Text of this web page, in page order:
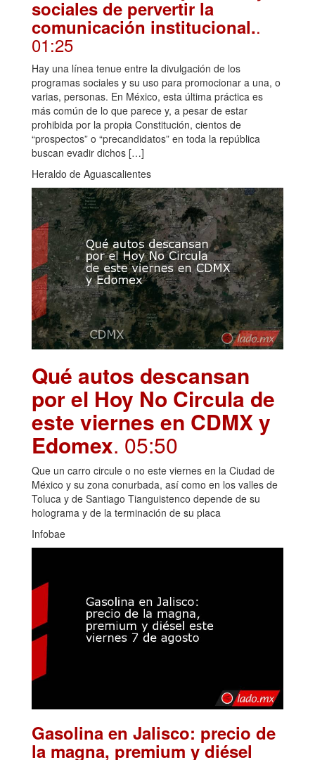
sociales de pervertir la
comunicación institucional..
01:25
Hay una línea tenue entre la divulgación de los
programas sociales y su uso para promocionar a una, o
varias, personas. En México, esta última práctica es
más común de lo que parece y, a pesar de estar
prohibida por la propia Constitución, cientos de
“prospectos” o “precandidatos” en toda la república
buscan evadir dichos […]
Heraldo de Aguascalientes
Qué autos descansan
por el Hoy No Circula de
este viernes en CDMX y
Edomex. 05:50
Que un carro circule o no este viernes en la Ciudad de
México y su zona conurbada, así como en los valles de
Toluca y de Santiago Tianguistenco depende de su
holograma y de la terminación de su placa
Infobae
Gasolina en Jalisco: precio de
la magna, premium y diésel